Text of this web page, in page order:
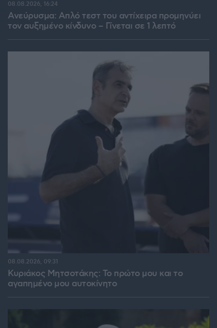
Ανεύρυσμα: Απλό τεστ του αντίχειρα προμηνύει
τον αυξημένο κίνδυνο – Γίνεται σε 1 λεπτό
08.08.2026, 16:24
Κυριάκος Μητσοτάκης: Το πρώτο μου και το
αγαπημένο μου αυτοκίνητο
08.08.2026, 09:31